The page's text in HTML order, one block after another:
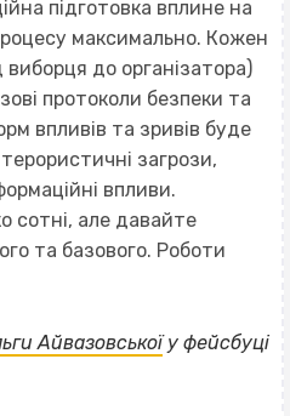
підготовка вплине на
максимально. Кожен
до організатора)
протоколи безпеки та
впливів та зривів буде
загрози,
впливи.
сотні, але давайте
та базового. Роботи
Айвазовськоїу фейсбуці